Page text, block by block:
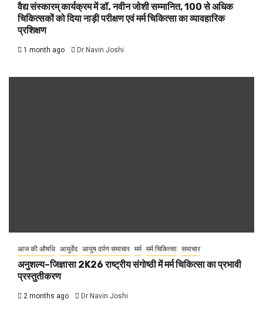
वैद्य संस्कारम् कार्यक्रम में डॉ. नवीन जोशी सम्मानित, 100 से अधिक
चिकित्सकों को दिया नाड़ी परीक्षण एवं मर्म चिकित्सा का व्यावहारिक
प्रशिक्षण
1 month ago Dr Navin Joshi
आज की औषधि आयुर्वेद आयुष दर्पण समाचार मर्म मर्म चिकित्सा समाचार
अनुशल्य–जिज्ञासा 2K26 राष्ट्रीय संगोष्ठी में मर्म चिकित्सा का प्रभावी
प्रस्तुतीकरण
2 months ago Dr Navin Joshi